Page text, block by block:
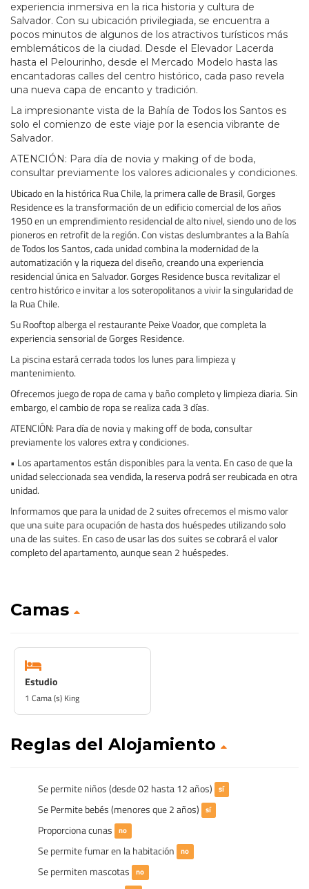
experiencia inmersiva en la rica historia y cultura de
Salvador. Con su ubicación privilegiada, se encuentra a
pocos minutos de algunos de los atractivos turísticos más
emblemáticos de la ciudad. Desde el Elevador Lacerda
hasta el Pelourinho, desde el Mercado Modelo hasta las
encantadoras calles del centro histórico, cada paso revela
una nueva capa de encanto y tradición.
La impresionante vista de la Bahía de Todos los Santos es
solo el comienzo de este viaje por la esencia vibrante de
Salvador.
ATENCIÓN: Para día de novia y making of de boda,
consultar previamente los valores adicionales y condiciones.
Ubicado en la histórica Rua Chile, la primera calle de Brasil, Gorges
Residence es la transformación de un edificio comercial de los años
1950 en un emprendimiento residencial de alto nivel, siendo uno de los
pioneros en retrofit de la región. Con vistas deslumbrantes a la Bahía
de Todos los Santos, cada unidad combina la modernidad de la
automatización y la riqueza del diseño, creando una experiencia
residencial única en Salvador. Gorges Residence busca revitalizar el
centro histórico e invitar a los soteropolitanos a vivir la singularidad de
la Rua Chile.
Su Rooftop alberga el restaurante Peixe Voador, que completa la
experiencia sensorial de Gorges Residence.
La piscina estará cerrada todos los lunes para limpieza y
mantenimiento.
Ofrecemos juego de ropa de cama y baño completo y limpieza diaria. Sin
embargo, el cambio de ropa se realiza cada 3 días.
ATENCIÓN: Para día de novia y making off de boda, consultar
previamente los valores extra y condiciones.
• Los apartamentos están disponibles para la venta. En caso de que la
unidad seleccionada sea vendida, la reserva podrá ser reubicada en otra
unidad.
Informamos que para la unidad de 2 suites ofrecemos el mismo valor
que una suite para ocupación de hasta dos huéspedes utilizando solo
una de las suites. En caso de usar las dos suites se cobrará el valor
completo del apartamento, aunque sean 2 huéspedes.
Camas
Estudio
1 Cama (s) King
Reglas del Alojamiento
Se permite niños (desde 02 hasta 12 años) sí
Se Permite bebés (menores que 2 años) sí
Proporciona cunas no
Se permite fumar en la habitación no
Se permiten mascotas no